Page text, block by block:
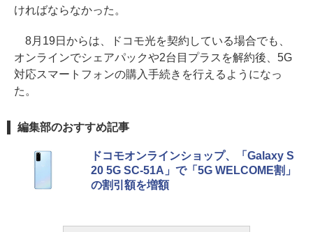
ければならなかった。
8月19日からは、ドコモ光を契約している場合でも、
オンラインでシェアパックや2台目プラスを解約後、5G
対応スマートフォンの購入手続きを行えるようになっ
た。
編集部のおすすめ記事
ドコモオンラインショップ、「Galaxy S
20 5G SC-51A」で「5G WELCOME割」
の割引額を増額